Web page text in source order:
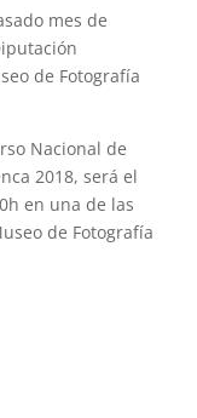
mes de
de Fotografía
Nacional de
2018, será el
en una de las
de Fotografía